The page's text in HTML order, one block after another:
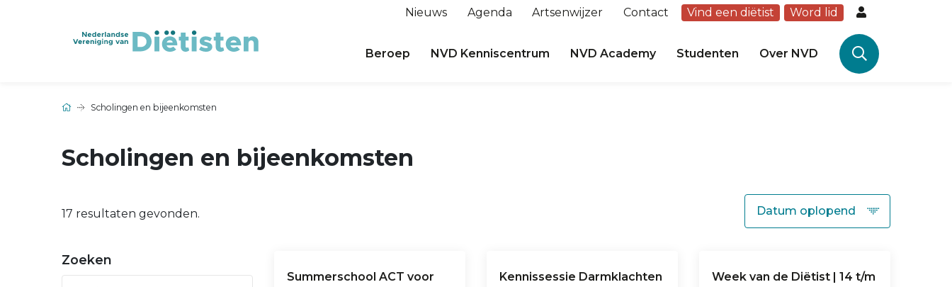
Nieuws Agenda Artsenwijzer Contact Vind een diëtist Word lid
Beroep NVD Kenniscentrum NVD Academy Studenten Over NVD
Scholingen en bijeenkomsten
Scholingen en bijeenkomsten
17 resultaten gevonden.
Zoeken
Summerschool ACT voor
Kennissessie Darmklachten
Week van de Diëtist | 14 t/m